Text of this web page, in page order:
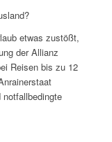
etwas zustößt,
der Allianz
Reisen bis zu 12